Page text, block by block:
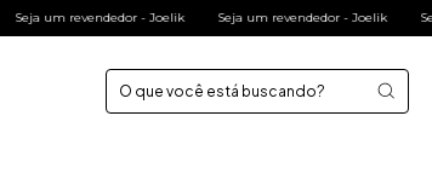
Seja um revendedor - Joelik Seja um revendedor - Joelik